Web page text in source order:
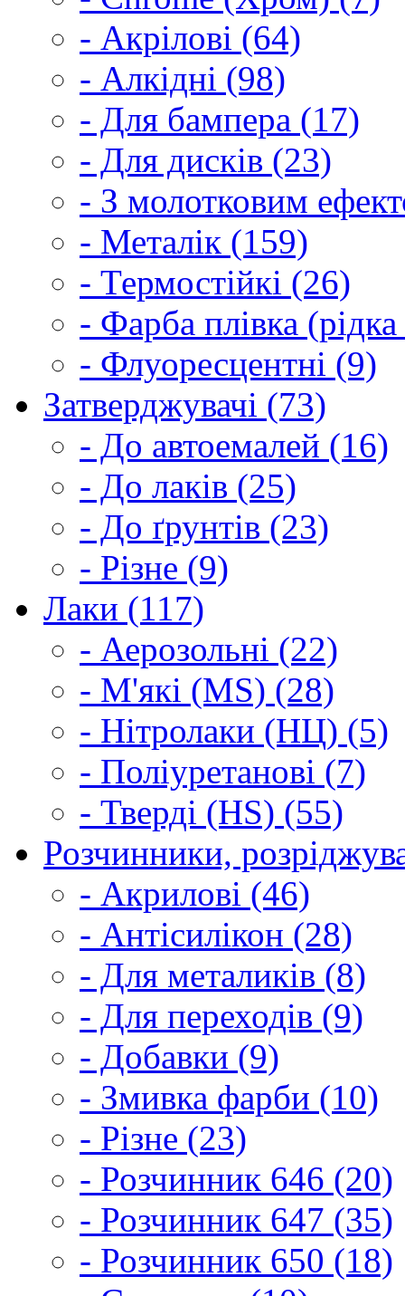
- Акрілові (64)
- Алкідні (98)
- Для бампера (17)
- Для дисків (23)
- З молотковим
- Металік (159)
- Термостійкі (26)
- Фарба плівка
- Флуоресцентні (9)
Затверджувачі (73)
- До автоемалей (16)
- До лаків (25)
- До ґрунтів (23)
- Різне (9)
Лаки (117)
- Аерозольні (22)
- М'які (MS) (28)
- Нітролаки (НЦ) (5)
- Поліуретанові (7)
- Тверді (HS) (55)
Розчинники,
- Акрилові (46)
- Антісилікон (28)
- Для металиків (8)
- Для переходів (9)
- Добавки (9)
- Змивка фарби (10)
- Різне (23)
- Розчинник 646 (20)
- Розчинник 647 (35)
- Розчинник 650 (18)